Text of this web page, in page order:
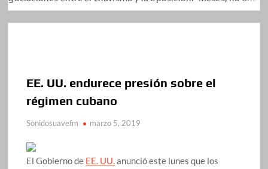
EE. UU. endurece presión sobre el
régimen cubano
Sonidosuavefm marzo 5, 2019
El Gobierno de EE. UU.anunció este lunes que los